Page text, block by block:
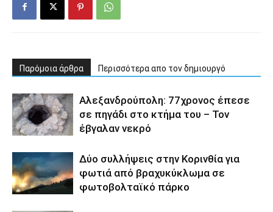
Παρόμοια άρθρα Περισσότερα απο τον δημιουργό
Αλεξανδρούπολη: 77χρονος έπεσε
σε πηγάδι στο κτήμα του – Τον
έβγαλαν νεκρό
Δύο συλλήψεις στην Κορινθία για
φωτιά από βραχυκύκλωμα σε
φωτοβολταϊκό πάρκο